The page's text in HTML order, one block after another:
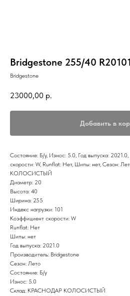
Bridgestone 255/40
Bridgestone
23000,00 р.
Добавить в
Состояние: Б/у, Износ: 5.0, Год выпуска:
скорости: W, Runflat: Нет, Шипы: нет, Сезон:
КОЛОСИСТЫЙ
Диаметр: 20
Высота: 40
Ширина: 255
Индекс нагрузки: 101
Коэффициент скорости: W
Runflat: Нет
Шипы: нет
Год выпуска: 2021.0
Производитель: Bridgestone
Сезон: Лето
Состояние: Б/у
Износ: 5.0
Склад: КРАСНОДАР КОЛОСИСТЫЙ